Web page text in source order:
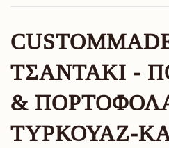
ΤΣΑΝΤΆΚΙ -
&
ΤΥΡΚΟΥΆΖ-